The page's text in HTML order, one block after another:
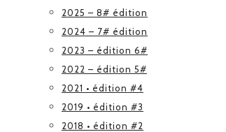
2025 – 8# édition
2024 – 7# édition
2023 – édition 6#
2022 – édition 5#
2021 • édition #4
2019 • édition #3
2018 • édition #2